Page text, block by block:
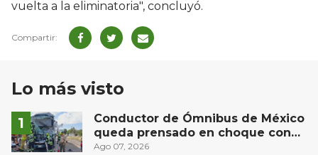
vuelta a la eliminatoria", concluyó.
Lo más visto
Conductor de Ómnibus de México
queda prensado en choque con
materialista en San Juan del Río
Ago 07, 2026